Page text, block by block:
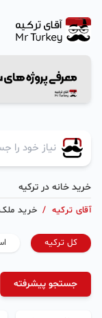
خرید خانه در ترکیه
آقای ترکیه / خرید
کل ترکیه
جستجو پیشرفته